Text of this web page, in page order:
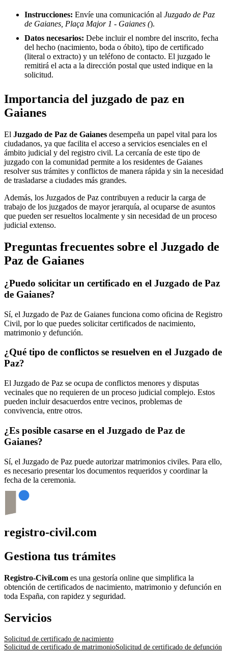
Instrucciones: Envíe una comunicación al Juzgado de Paz
de Gaianes, Plaça Major 1 - Gaianes ().
Datos necesarios: Debe incluir el nombre del inscrito, fecha
del hecho (nacimiento, boda o óbito), tipo de certificado
(literal o extracto) y un teléfono de contacto. El juzgado le
remitirá el acta a la dirección postal que usted indique en la
solicitud.
Importancia del juzgado de paz en
Gaianes
El Juzgado de Paz de Gaianes desempeña un papel vital para los
ciudadanos, ya que facilita el acceso a servicios esenciales en el
ámbito judicial y del registro civil. La cercanía de este tipo de
juzgado con la comunidad permite a los residentes de Gaianes
resolver sus trámites y conflictos de manera rápida y sin la necesidad
de trasladarse a ciudades más grandes.
Además, los Juzgados de Paz contribuyen a reducir la carga de
trabajo de los juzgados de mayor jerarquía, al ocuparse de asuntos
que pueden ser resueltos localmente y sin necesidad de un proceso
judicial extenso.
Preguntas frecuentes sobre el Juzgado de
Paz de Gaianes
¿Puedo solicitar un certificado en el Juzgado de Paz
de Gaianes?
Sí, el Juzgado de Paz de Gaianes funciona como oficina de Registro
Civil, por lo que puedes solicitar certificados de nacimiento,
matrimonio y defunción.
¿Qué tipo de conflictos se resuelven en el Juzgado de
Paz?
El Juzgado de Paz se ocupa de conflictos menores y disputas
vecinales que no requieren de un proceso judicial complejo. Estos
pueden incluir desacuerdos entre vecinos, problemas de
convivencia, entre otros.
¿Es posible casarse en el Juzgado de Paz de
Gaianes?
Sí, el Juzgado de Paz puede autorizar matrimonios civiles. Para ello,
es necesario presentar los documentos requeridos y coordinar la
fecha de la ceremonia.
registro-civil.com
Gestiona tus trámites
Registro-Civil.com es una gestoría online que simplifica la
obtención de certificados de nacimiento, matrimonio y defunción en
toda España, con rapidez y seguridad.
Servicios
Solicitud de certificado de nacimiento
Solicitud de certificado de matrimonioSolicitud de certificado de defunción